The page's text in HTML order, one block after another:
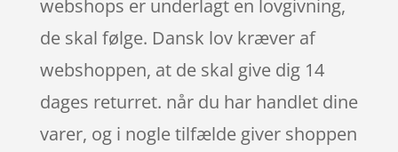
webshops er underlagt en lovgivning,
de skal følge. Dansk lov kræver af
webshoppen, at de skal give dig 14
dages returret. når du har handlet dine
varer, og i nogle tilfælde giver shoppen